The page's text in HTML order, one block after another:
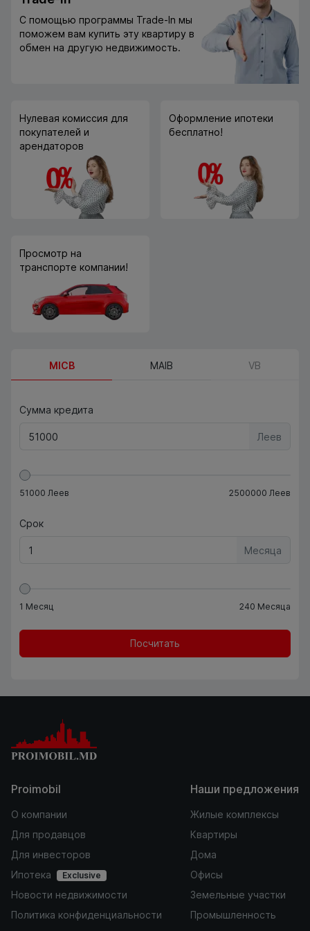
С помощью программы Trade-In мы
поможем вам купить эту квартиру в
обмен на другую недвижимость.
Нулевая комиссия для
покупателей и
арендаторов
Оформление ипотеки
бесплатно!
Просмотр на
транспорте компании!
MICB MAIB VB
Сумма кредита
Леев
51000 Леев 2500000 Леев
Срок
Месяца
1 Месяц 240 Месяца
Посчитать
Proimobil
О компании
Для продавцов
Для инвесторов
Ипотека
Exclusive
Новости недвижимости
Политика конфиденциальности
Наши предложения
Жилые комплексы
Квартиры
Дома
Офисы
Земельные участки
Промышленность